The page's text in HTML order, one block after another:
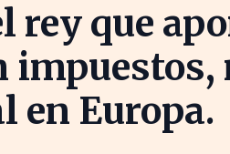
rey que
impuestos,
en Europa.